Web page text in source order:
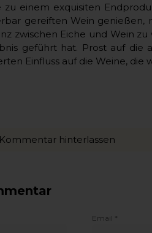
zu einem exquisiten
gereiften Wein genießen,
zwischen Eiche und Wein
geführt hat. Prost auf die
Einfluss auf die Weine, die
hinterlassen
Email *